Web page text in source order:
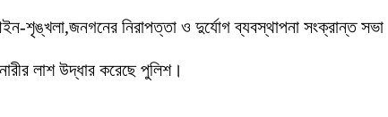
শৃঙ্খলা,জনগনের নিরাপত্তা ও দুর্যোগ ব্যবস্থাপনা সংক্রান্ত সভা
লাশ উদ্ধার করেছে পুলিশ।